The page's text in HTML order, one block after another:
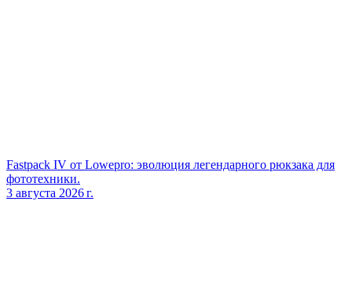
Fastpack IV от Lowepro: эволюция легендарного рюкзака для
фототехники.
3 августа 2026 г.